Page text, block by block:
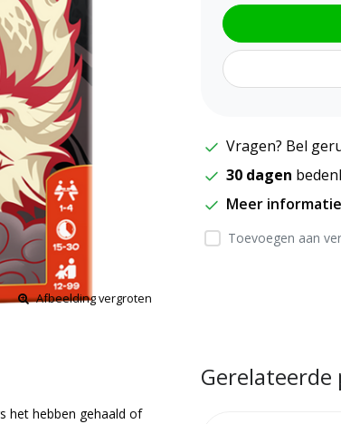
Afbeelding vergroten
Vragen? Bel
30 dagen
Meer
Toevoegen aan
het hebben gehaald of